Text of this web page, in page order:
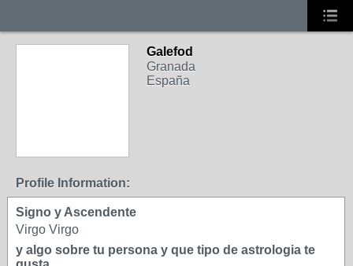
Galefod
Granada
España
Profile Information:
Signo y Ascendente
Virgo Virgo
y algo sobre tu persona y que tipo de astrologia te